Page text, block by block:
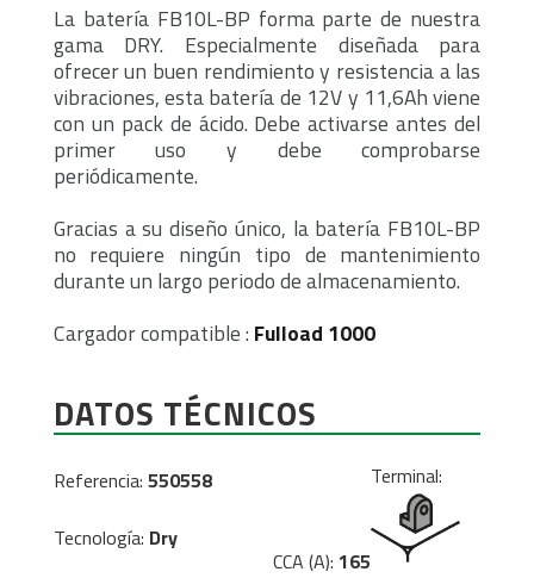
La batería FB10L-BP forma parte de nuestra
gama DRY. Especialmente diseñada para
ofrecer un buen rendimiento y resistencia a las
vibraciones, esta batería de 12V y 11,6Ah viene
con un pack de ácido. Debe activarse antes del
primer uso y debe comprobarse
periódicamente.
Gracias a su diseño único, la batería FB10L-BP
no requiere ningún tipo de mantenimiento
durante un largo periodo de almacenamiento.
Cargador compatible : Fulload 1000
DATOS TÉCNICOS
Referencia: 550558
Tecnología: Dry
CCA (A): 165
Terminal: